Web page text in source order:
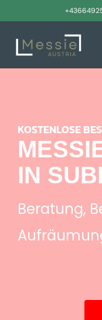
KOSTENLOSE
IN
Beratung,